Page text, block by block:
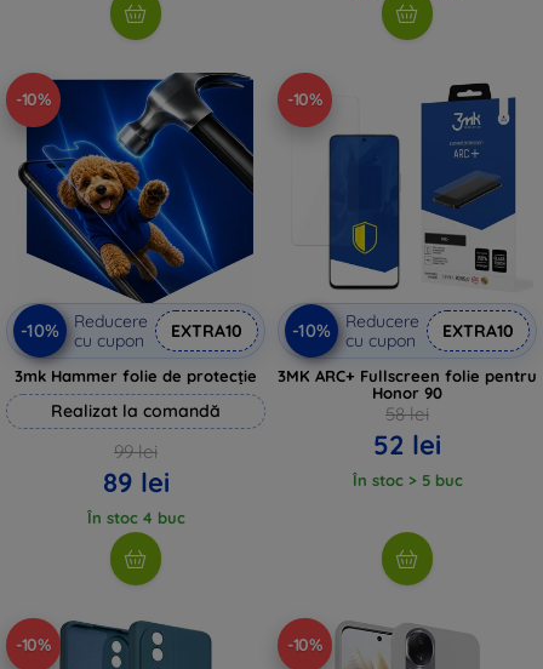
-10%
-10%
Reducere
cu cupon
EXTRA10
3mk Hammer folie de protecție
Realizat la comandă
99 lei
89 lei
În stoc 4 buc
-10%
-10%
Reducere
cu cupon
EXTRA10
3MK ARC+ Fullscreen folie pentru
Honor 90
58 lei
52 lei
În stoc > 5 buc
-10% -10%